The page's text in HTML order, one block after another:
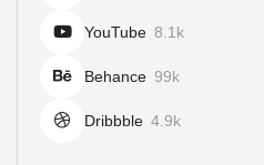
YouTube 8.1k
Behance 99k
Dribbble 4.9k